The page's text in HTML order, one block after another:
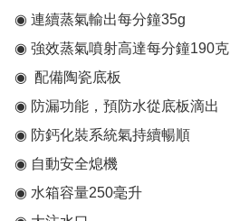
◉ 連續蒸氣輸出每分鐘35g
◉ 強效蒸氣噴射高達每分鐘190克
◉  配備陶瓷底板
◉ 防漏功能，預防水從底板滴出
◉ 防鈣化裝系統氣持續暢順
◉ 自動安全熄機
◉ 水箱容量250毫升